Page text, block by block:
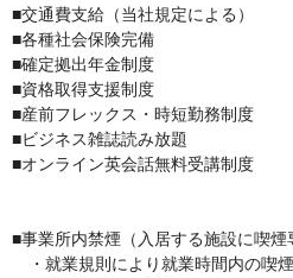
■交通費支給（当社規定による）
■各種社会保険完備
■確定拠出年金制度
■資格取得支援制度
■産前フレックス・時短勤務制度
■ビジネス雑誌読み放題
■オンライン英会話無料受講制度
■事業所内禁煙（入居する施設に喫煙
・就業規則により就業時間内の喫